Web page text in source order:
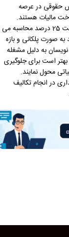
حقوقی در عرصه
مالیات هستند.
مالیات بر درآمد برنامه نویسان (شخص حقوقی) با نرخ ثابت 25 درصد محاسبه می
نویسان مستقل با نرخ 15 تا 25 درصد به صورت پلکانی و بازه
نویسان به دلیل مشغله
بهتر است برای جلوگیری
محول نمایند.
در انجام تکالیف